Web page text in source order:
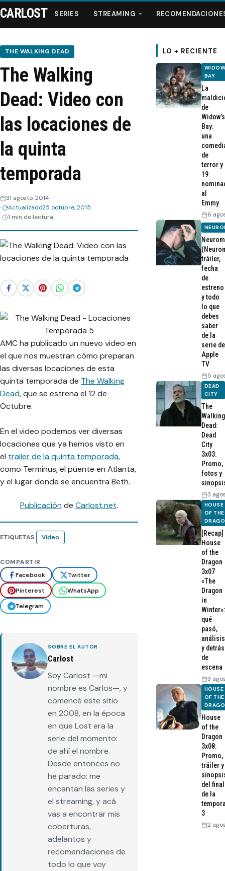
Series
Streaming
Recomendaciones
Videos
Webisodios
CARLOST SERIES STREAMING
THE WALKING DEAD
The Walking
Dead: Video con
las locaciones de
la quinta
temporada
31 agosto, 2014
Actualizado25 octubre, 2015
1 min de lectura
AMC ha publicado un nuevo video en
el que nos muestran cómo preparan
las diversas locaciones de esta
quinta temporada de The Walking
Dead, que se estrena el 12 de
Octubre.
En el video podemos ver diversas
locaciones que ya hemos visto en
el trailer de la quinta temporada,
como Terminus, el puente en Atlanta,
y el lugar donde se encuentra Beth.
Publicaciónde Carlost.net.
ETIQUETAS Video
COMPARTIR
Facebook
Twitter
Pinterest
WhatsApp
Telegram
SOBRE EL AUTOR
Carlost
Soy Carlost —mi
nombre es Carlos—, y
comencé este sitio
en 2008, en la época
en que Lost era la
serie del momento:
de ahí el nombre.
Desde entonces no
he parado: me
encantan las series y
el streaming, y acá
vas a encontrar mis
coberturas,
adelantos y
recomendaciones de
todo lo que voy
LO + RECIENTE
BAY
La
de
Widow’s
Bay:
una
de
terror y
19
al
Emmy
6
tráiler,
fecha
de
estreno
y todo
lo que
debes
saber
de la
serie de
Apple
TV
5
DEAD
CITY
The
Walking
Dead:
Dead
City
3x03:
Promo,
fotos y
3
HOUSE
OF THE
[Recap]
House
of the
Dragon
3x07
«The
Dragon
in
Winter»:
qué
pasó,
análisis
y detrás
de
escena
3
HOUSE
OF THE
House
of the
Dragon
3x08:
Promo,
tráiler y
del final
de la
3
2